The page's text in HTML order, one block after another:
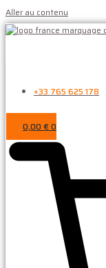
Aller au contenu
+33 765 625 178
0,00 €0